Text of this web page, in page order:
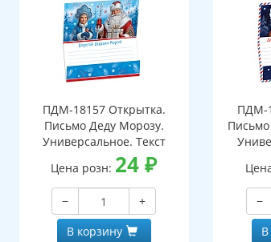
ПДМ-18157 Открытка.
Письмо Деду Морозу.
Универсальное. Текст
Цена розн: 24₽
−
+
В корзину
ПДМ-
−
В